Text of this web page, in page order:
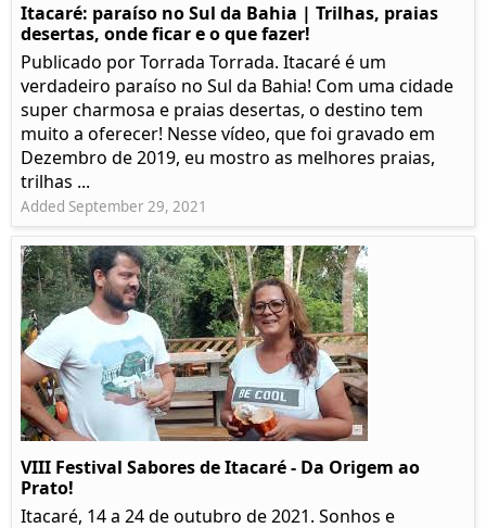
Itacaré: paraíso no Sul da Bahia | Trilhas, praias
desertas, onde ficar e o que fazer!
Publicado por Torrada Torrada. Itacaré é um
verdadeiro paraíso no Sul da Bahia! Com uma cidade
super charmosa e praias desertas, o destino tem
muito a oferecer! Nesse vídeo, que foi gravado em
Dezembro de 2019, eu mostro as melhores praias,
trilhas ...
Added September 29, 2021
VIII Festival Sabores de Itacaré - Da Origem ao
Prato!
Itacaré, 14 a 24 de outubro de 2021. Sonhos e